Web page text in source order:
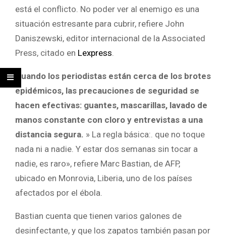
está el conflicto. No poder ver al enemigo es una
situación estresante para cubrir, refiere John
Daniszewski, editor internacional de la Associated
Press, citado en Lexpress
Cuando los periodistas están cerca de los brotes
epidémicos, las precauciones de seguridad se
hacen efectivas: guantes, mascarillas, lavado de
manos constante con cloro y entrevistas a una
distancia segura. » La regla básica:. que no toque
nada ni a nadie. Y estar dos semanas sin tocar a
nadie, es raro», refiere Marc Bastian, de AFP,
ubicado en Monrovia, Liberia, uno de los países
afectados por el ébola.
Bastian cuenta que tienen varios galones de
desinfectante, y que los zapatos también pasan por